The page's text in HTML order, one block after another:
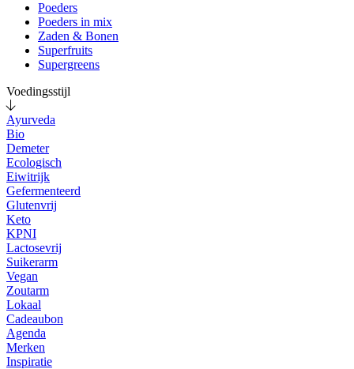
Poeders
Poeders in mix
Zaden & Bonen
Superfruits
Supergreens
Voedingsstijl
Ayurveda
Bio
Demeter
Ecologisch
Eiwitrijk
Gefermenteerd
Glutenvrij
Keto
KPNI
Lactosevrij
Suikerarm
Vegan
Zoutarm
Lokaal
Cadeaubon
Agenda
Merken
Inspiratie